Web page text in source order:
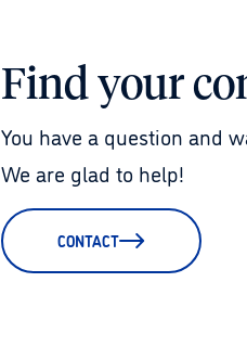
Find your
You have a question and
We are glad to help!
CONTACT